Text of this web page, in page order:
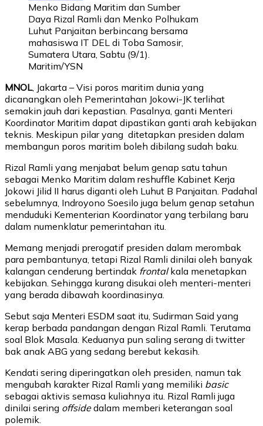
Menko Bidang Maritim dan Sumber
Daya Rizal Ramli dan Menko Polhukam
Luhut Panjaitan berbincang bersama
mahasiswa IT DEL di Toba Samosir,
Sumatera Utara, Sabtu (9/1).
Maritim/YSN
MNOL, Jakarta – Visi poros maritim dunia yang
dicanangkan oleh Pemerintahan Jokowi-JK terlihat
semakin jauh dari kepastian. Pasalnya, ganti Menteri
Koordinator Maritim dapat dipastikan ganti arah kebijakan
teknis. Meskipun pilar yang ditetapkan presiden dalam
membangun poros maritim boleh dibilang sudah baku.
Rizal Ramli yang menjabat belum genap satu tahun
sebagai Menko Maritim dalam reshuffle Kabinet Kerja
Jokowi Jilid II harus diganti oleh Luhut B Panjaitan. Padahal
sebelumnya, Indroyono Soesilo juga belum genap setahun
menduduki Kementerian Koordinator yang terbilang baru
dalam numenklatur pemerintahan itu.
Memang menjadi prerogatif presiden dalam merombak
para pembantunya, tetapi Rizal Ramli dinilai oleh banyak
kalangan cenderung bertindak frontalkala menetapkan
kebijakan. Sehingga kurang disukai oleh menteri-menteri
yang berada dibawah koordinasinya.
Sebut saja Menteri ESDM saat itu, Sudirman Said yang
kerap berbada pandangan dengan Rizal Ramli. Terutama
soal Blok Masala. Keduanya pun saling serang di twitter
bak anak ABG yang sedang berebut kekasih.
Kendati sering diperingatkan oleh presiden, namun tak
mengubah karakter Rizal Ramli yang memiliki basic
sebagai aktivis semasa kuliahnya itu. Rizal Ramli juga
dinilai sering offsidedalam memberi keterangan soal
polemik.